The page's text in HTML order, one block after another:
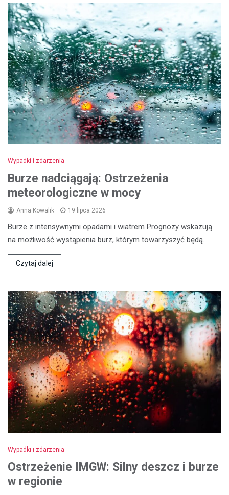
Wypadki i zdarzenia
Burze nadciągają: Ostrzeżenia
meteorologiczne w mocy
Anna Kowalik 19 lipca 2026
Burze z intensywnymi opadami i wiatrem Prognozy wskazują
na możliwość wystąpienia burz, którym towarzyszyć będą…
Czytaj dalej
Wypadki i zdarzenia
Ostrzeżenie IMGW: Silny deszcz i burze
w regionie